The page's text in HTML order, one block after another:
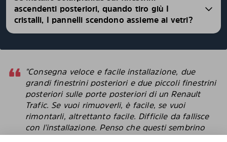
ascendenti posteriori, quando tiro giù I
cristalli, I pannelli scendono assieme ai vetri?
"Consegna veloce e facile installazione, due
grandi finestrini posteriori e due piccoli finestrini
posteriori sulle porte posteriori di un Renault
Trafic. Se vuoi rimuoverli, è facile, se vuoi
rimontarli, altrettanto facile. Difficile da fallisce
con l'installazione. Penso che questi sembrino
più intelligenti delle pellicole protettive che